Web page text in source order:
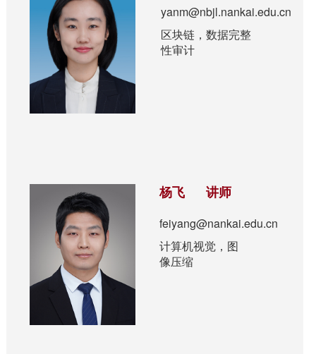
yanm@nbjl.nankai.edu.cn
区块链，数据完整
性审计
杨飞 讲师
feiyang@nankai.edu.cn
计算机视觉，图
像压缩